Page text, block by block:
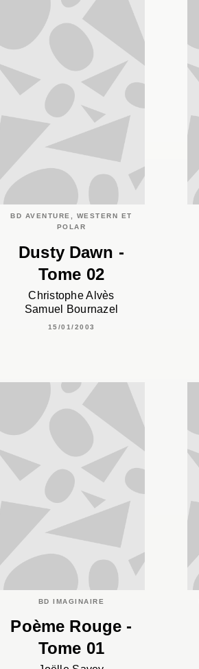
BD AVENTURE, WESTERN ET
POLAR
Dusty Dawn -
Tome 02
Christophe Alvès
Samuel Bournazel
15/01/2003
BD IMAGINAIRE
Poème Rouge -
Tome 01